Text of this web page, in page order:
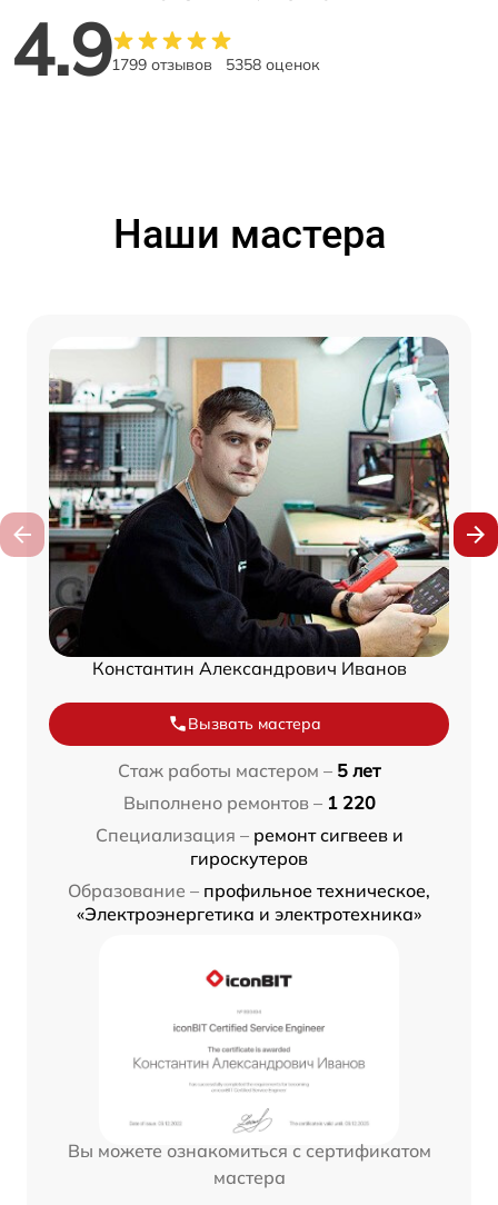
4.91799 отзывов 5358 оценок
Наши мастера
Константин Александрович Иванов
Вызвать мастера
Стаж работы мастером – 5 лет
Выполнено ремонтов – 1 220
Специализация – ремонт сигвеев и
гироскутеров
Образование – профильное техническое,
«Электроэнергетика и электротехника»
Вы можете ознакомиться с сертификатом
мастера